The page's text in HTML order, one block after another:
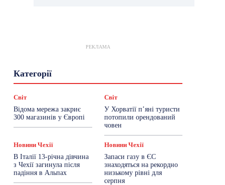
РЕКЛАМА
КатегоріїГастрогід
Знай Чехію
Новини Чехії
Робота
Сад та город
Світ
Спорт ТехноМанія
Топ-новини
Фоторепортаж
Світ
Відома мережа закриє
300 магазинів у Європі
Світ
У Хорватії пʼяні туристи
потопили орендований
човен
Новини Чехії
В Італії 13-річна дівчина
з Чехії загинула після
падіння в Альпах
Новини Чехії
Запаси газу в ЄС
знаходяться на рекордно
низькому рівні для
серпня